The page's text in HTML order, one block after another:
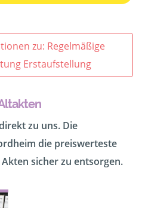
zu: Regelmäßige
Erstaufstellung
zu uns. Die
die preiswerteste
sicher zu entsorgen.